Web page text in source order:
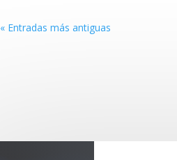
« Entradas más antiguas